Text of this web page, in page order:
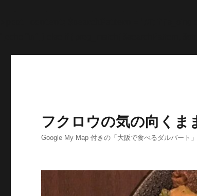
フクロウの気の向くま
Google My Map 付きの「大阪で食べるダルバート